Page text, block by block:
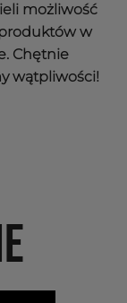
możliwość
w
Chętnie
wątpliwości!